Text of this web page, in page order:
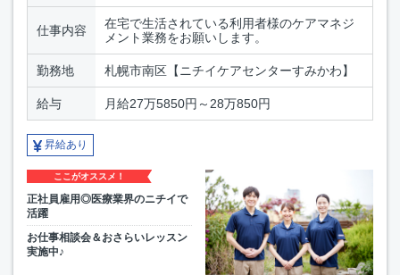
仕事内容
在宅で生活されている利用者様のケアマネジ
メント業務をお願いします。
勤務地 札幌市南区【ニチイケアセンターすみかわ】
給与 月給27万5850円～28万850円
昇給あり
ここがオススメ！
正社員雇用◎医療業界のニチイで
活躍
お仕事相談会＆おさらいレッスン
実施中♪